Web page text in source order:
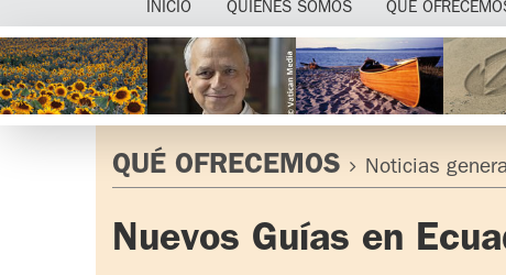
INICIO QUIÉNES SOMOS QUÉ
QUÉ OFRECEMOS Noticias
Nuevos Guías en